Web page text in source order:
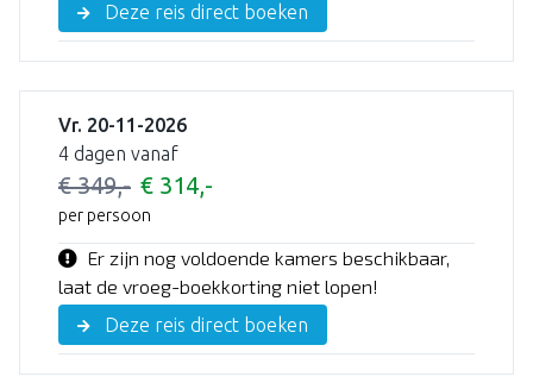
Deze reis direct boeken
Vr. 20-11-2026
4 dagen vanaf
€ 349,- € 314,-
per persoon
Er zijn nog voldoende kamers beschikbaar,
laat de vroeg-boekkorting niet lopen!
Deze reis direct boeken